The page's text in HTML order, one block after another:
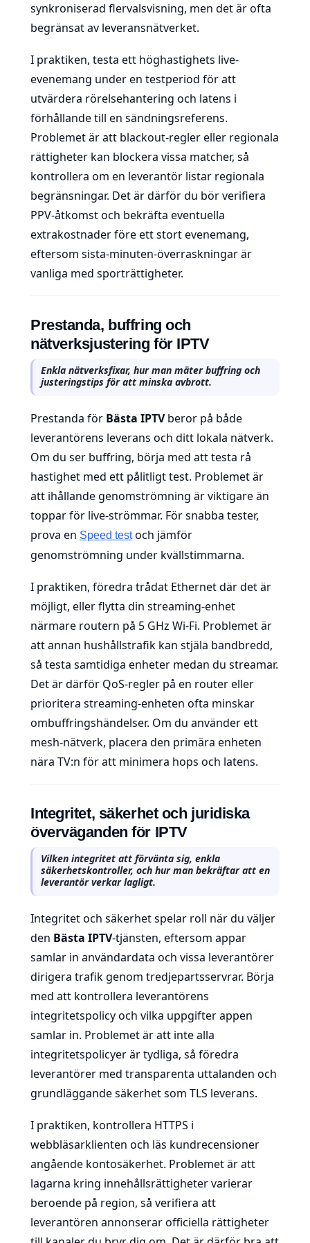
synkroniserad flervalsvisning, men det är ofta
begränsat av leveransnätverket.
I praktiken, testa ett höghastighets live-
evenemang under en testperiod för att
utvärdera rörelsehantering och latens i
förhållande till en sändningsreferens.
Problemet är att blackout-regler eller regionala
rättigheter kan blockera vissa matcher, så
kontrollera om en leverantör listar regionala
begränsningar. Det är därför du bör verifiera
PPV-åtkomst och bekräfta eventuella
extrakostnader före ett stort evenemang,
eftersom sista-minuten-överraskningar är
vanliga med sporträttigheter.
Prestanda, buffring och
nätverksjustering för IPTV
Enkla nätverksfixar, hur man mäter buffring och
justeringstips för att minska avbrott.
Prestanda för Bästa IPTVberor på både
leverantörens leverans och ditt lokala nätverk.
Om du ser buffring, börja med att testa rå
hastighet med ett pålitligt test. Problemet är
att ihållande genomströmning är viktigare än
toppar för live-strömmar. För snabba tester,
prova en Speed testoch jämför
genomströmning under kvällstimmarna.
I praktiken, föredra trådat Ethernet där det är
möjligt, eller flytta din streaming-enhet
närmare routern på 5 GHz Wi-Fi. Problemet är
att annan hushållstrafik kan stjäla bandbredd,
så testa samtidiga enheter medan du streamar.
Det är därför QoS-regler på en router eller
prioritera streaming-enheten ofta minskar
ombuffringshändelser. Om du använder ett
mesh-nätverk, placera den primära enheten
nära TV:n för att minimera hops och latens.
Integritet, säkerhet och juridiska
överväganden för IPTV
Vilken integritet att förvänta sig, enkla
säkerhetskontroller, och hur man bekräftar att en
leverantör verkar lagligt.
Integritet och säkerhet spelar roll när du väljer
den Bästa IPTV-tjänsten, eftersom appar
samlar in användardata och vissa leverantörer
dirigera trafik genom tredjepartsservrar. Börja
med att kontrollera leverantörens
integritetspolicy och vilka uppgifter appen
samlar in. Problemet är att inte alla
integritetspolicyer är tydliga, så föredra
leverantörer med transparenta uttalanden och
grundläggande säkerhet som TLS leverans.
I praktiken, kontrollera HTTPS i
webbläsarklienten och läs kundrecensioner
angående kontosäkerhet. Problemet är att
lagarna kring innehållsrättigheter varierar
beroende på region, så verifiera att
leverantören annonserar officiella rättigheter